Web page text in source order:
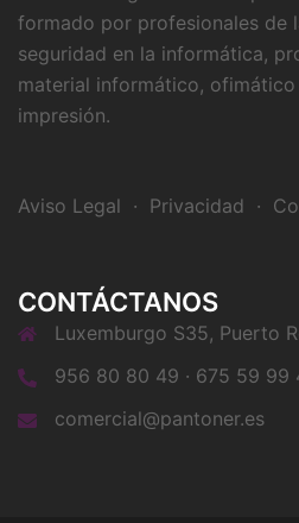
formado por profesionales de
seguridad en la informática,
material informático,
impresión.
Aviso Legal · Privacidad ·
CONTÁCTANOS
Luxemburgo S35, Puerto
956 80 80 49 · 675 59 99
comercial@pantoner.es